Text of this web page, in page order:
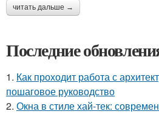
читать дальше →
Последние
1. Как проходит работа с
пошаговое руководство
2. Окна в стиле хай-тек: